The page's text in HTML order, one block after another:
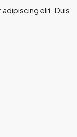
elit. Duis